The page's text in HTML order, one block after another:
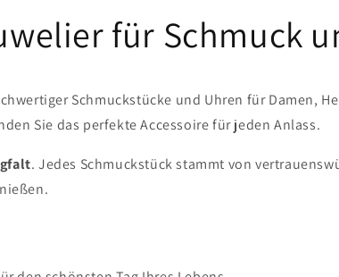
für Schmuck
Schmuckstücke und Uhren für Damen,
Sie das perfekte Accessoire für jeden Anlass.
. Jedes Schmuckstück stammt von